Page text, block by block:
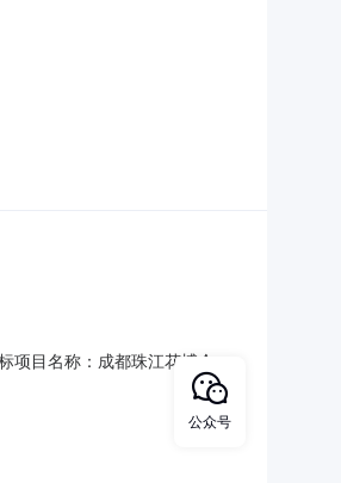
目名称：成都珠江花博会项
标1.4、工期：成都珠江花博
一年以上；2.2具备独立的法
公众号